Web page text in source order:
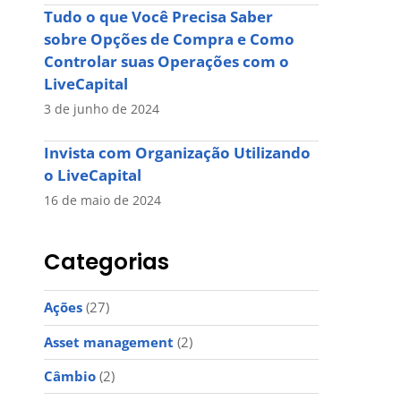
Tudo o que Você Precisa Saber
sobre Opções de Compra e Como
Controlar suas Operações com o
LiveCapital
3 de junho de 2024
Invista com Organização Utilizando
o LiveCapital
16 de maio de 2024
Categorias
Ações(27)
Asset management (2)
Câmbio(2)